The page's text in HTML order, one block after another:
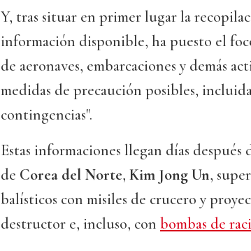
Y, tras situar en primer lugar la
información disponible, ha puesto el
de aeronaves, embarcaciones y demás
medidas de precaución posibles,
contingencias".
Estas informaciones llegan días
de Corea del Norte, Kim Jong Un,
balísticos con misiles de crucero y
destructor e, incluso, con bombas de